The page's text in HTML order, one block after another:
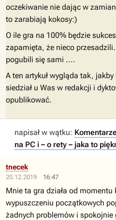
oczekiwanie nie dając w
to zarabiają kokosy:)
O ile gra na 100% będzie
zapamięta, że nieco
pogubili się sami ....
A ten artykuł wygląda tak, jakby
siedział u Was w redakcji i
opublikować.
napisał w wątku:
na PC i – o rety – jaka to
20.12.2019 16:47
tnecek
Mnie ta gra działa od momentu
wypuszczeniu początkowych
żadnych problemów i